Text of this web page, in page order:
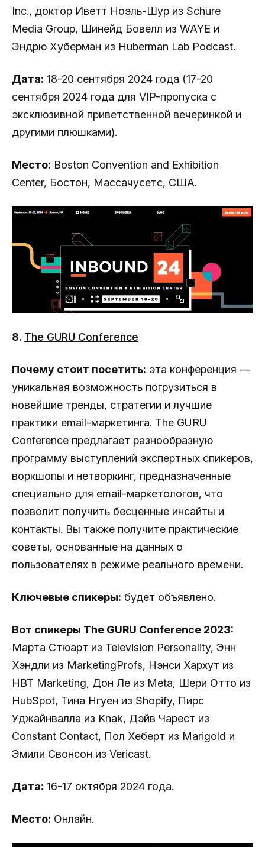
Inc., доктор Иветт Ноэль-Шур из Schure
Media Group, Шинейд Бовелл из WAYE и
Эндрю Хуберман из Huberman Lab Podcast.
Дата: 18-20 сентября 2024 года (17-20
сентября 2024 года для VIP-пропуска с
эксклюзивной приветственной вечеринкой и
другими плюшками).
Место: Boston Convention and Exhibition
Center, Бостон, Массачусетс, США.
8. The GURU Conference
Почему стоит посетить: эта конференция —
уникальная возможность погрузиться в
новейшие тренды, стратегии и лучшие
практики email-маркетинга. The GURU
Conference предлагает разнообразную
программу выступлений экспертных спикеров,
воркшопы и нетворкинг, предназначенные
специально для email-маркетологов, что
позволит получить бесценные инсайты и
контакты. Вы также получите практические
советы, основанные на данных о
пользователях в режиме реального времени.
Ключевые спикеры: будет объявлено.
Вот спикеры The GURU Conference 2023:
Марта Стюарт из Television Personality, Энн
Хэндли из MarketingProfs, Нэнси Хархут из
HBT Marketing, Дон Ле из Meta, Шери Отто из
HubSpot, Тина Нгуен из Shopify, Пирс
Уджайнвалла из Knak, Дэйв Чарест из
Constant Contact, Пол Хеберт из Marigold и
Эмили Свонсон из Vericast.
Дата: 16-17 октября 2024 года.
Место: Онлайн.